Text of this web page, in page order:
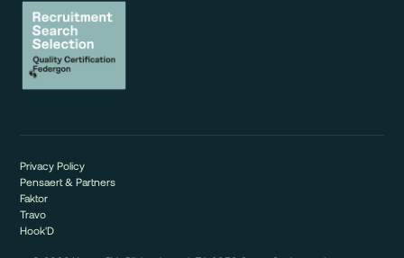
Privacy Policy
Pensaert & Partners
Faktor
Travo
Hook'D